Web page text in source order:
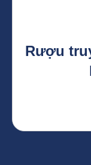
Rượu